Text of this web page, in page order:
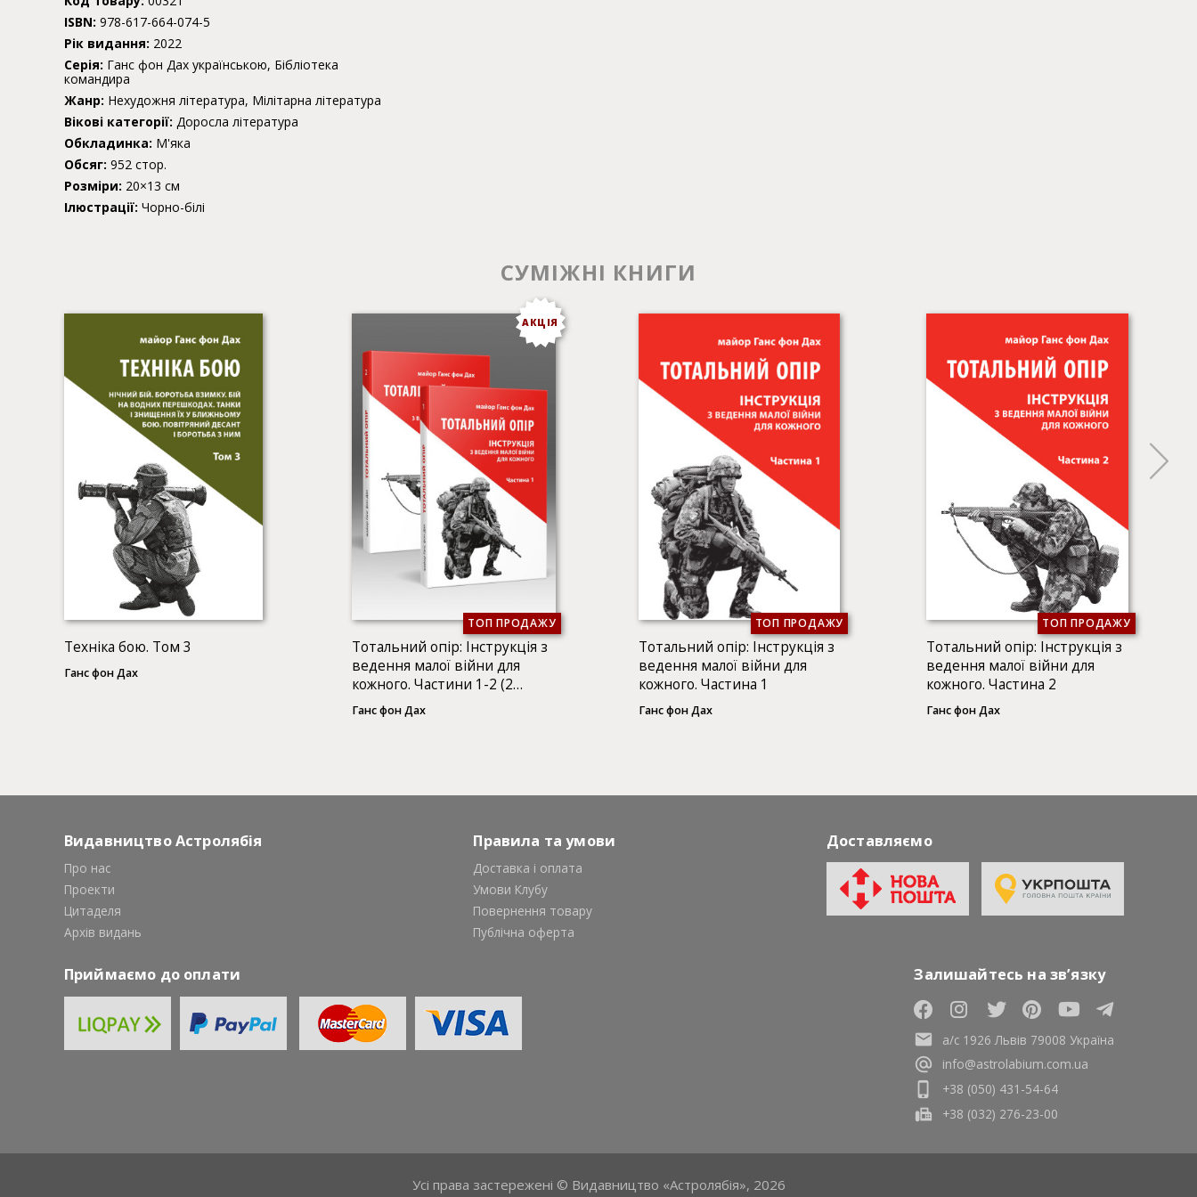
ISBN: 978-617-664-074-5
Рік видання: 2022
Серія: Ганс фон Дах українською, Бібліотека
командира
Жанр: Нехудожня література, Мілітарна література
Вікові категорії: Доросла література
Обкладинка: М'яка
Обсяг: 952 стор.
Розміри: 20×13 см
Ілюстрації: Чорно-білі
СУМІЖНІ КНИГИ
Техніка бою. Том 3
Ганс фон Дах
АКЦІЯ
ТОП ПРОДАЖУ
Тотальний опір: Інструкція з
ведення малої війни для
кожного. Частини 1-2 (2
КНИГИ)
Ганс фон Дах
ТОП ПРОДАЖУ
Тотальний опір: Інструкція з
ведення малої війни для
кожного. Частина 1
Ганс фон Дах
ТОП ПРОДАЖУ
Тотальний опір: Інструкція з
ведення малої війни для
кожного. Частина 2
Ганс фон Дах
Видавництво Астролябія
Про нас
Проекти
Цитаделя
Архів видань
Правила та умови
Доставка і оплата
Умови Клубу
Повернення товару
Публічна оферта
Доставляємо
Приймаємо до оплати Залишайтесь на зв’язку
а/с 1926 Львів 79008 Україна
info@astrolabium.com.ua
+38 (050) 431-54-64
+38 (032) 276-23-00
Усі права застережені © Видавництво «Астролябія», 2026